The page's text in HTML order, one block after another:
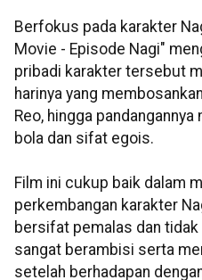
Berfokus pada karakter
Movie - Episode Nagi"
pribadi karakter tersebut
harinya yang
Reo, hingga
bola dan sifat egois.
Film ini cukup baik dalam
perkembangan karakter
bersifat pemalas dan
sangat berambisi serta
setelah berhadapan